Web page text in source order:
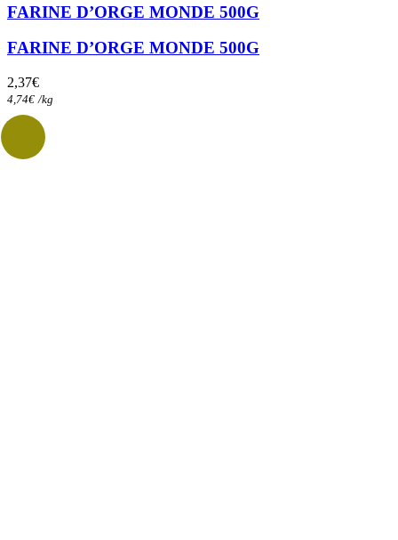
FARINE D’ORGE MONDE 500G
FARINE D’ORGE MONDE 500G
2,37€
4,74€ /kg